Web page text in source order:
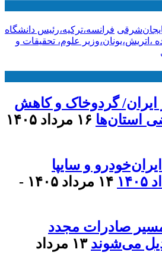
فرانسه،ترکیه،رئیس دانشگاه
،اتریش،یونان،وزیر علوم، تحقیقات و
ایران/ گردوخاک و کاهش
استان‌ها
۱۶ مرداد ۱۴۰۵
و سایپا
۱۴ مرداد ۱۴۰۵ -
مسیر صادرات مجدد
می‌شوند
۱۳ مرداد